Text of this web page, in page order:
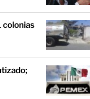
colonias